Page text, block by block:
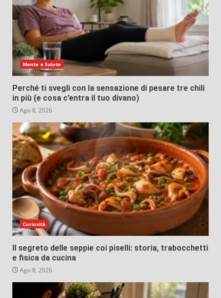
Mente e Salute
Perché ti svegli con la sensazione di pesare tre chili
in più (e cosa c’entra il tuo divano)
Ago 8, 2026
Curiosità
Il segreto delle seppie coi piselli: storia, trabocchetti
e fisica da cucina
Ago 8, 2026